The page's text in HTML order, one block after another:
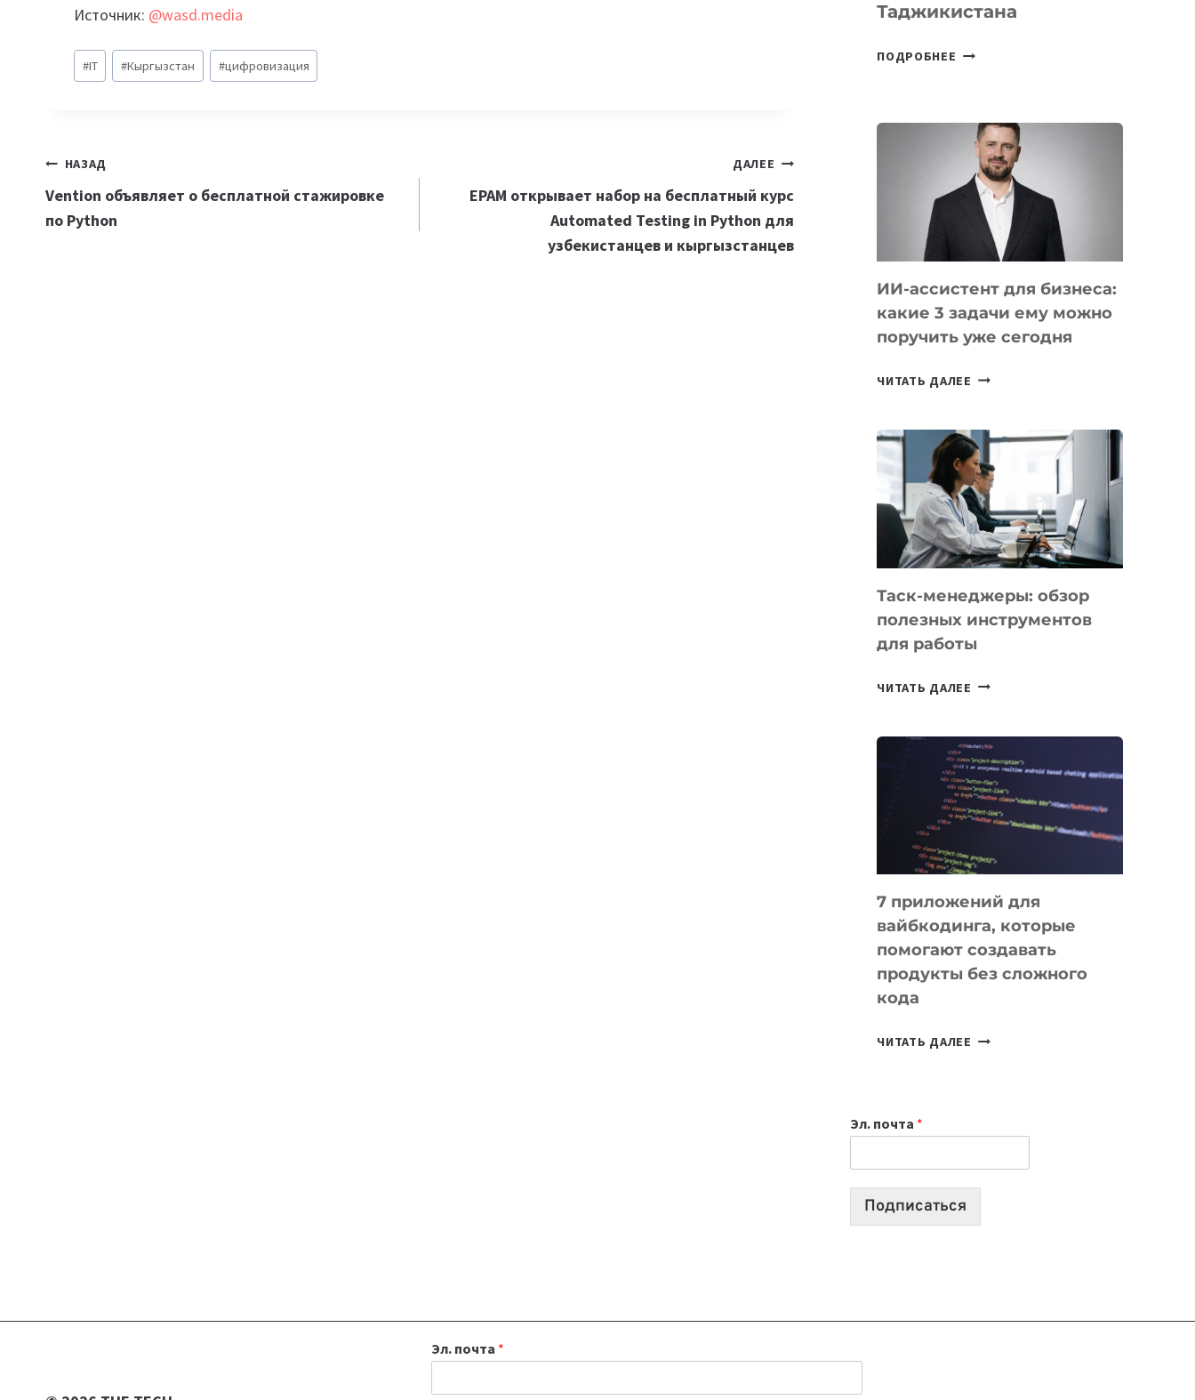
Источник: @wasd.media
Метки
записи:
#IT #Кыргызстан #цифровизация
Навигация
по
НАЗАД
Vention объявляет о бесплатной стажировке
по Python
ДАЛЕЕ
EPAM открывает набор на бесплатный курс
Automated Testing in Python для
узбекистанцев и кыргызстанцев
Таджикистана
ПОДРОБНЕЕ
КОТОРЫЕ
РАЗВИВАЮТ
ТЕХНОЛОГИЧЕСКОЕ
ОБРАЗОВАНИЕ
ТАДЖИКИСТАНА
ИИ-ассистент для бизнеса:
какие 3 задачи ему можно
поручить уже сегодня
ЧИТАТЬ ДАЛЕЕ ИИ-
БИЗНЕСА:
КАКИЕ
3
ЗАДАЧИ
ЕМУ
МОЖНО
УЖЕ
СЕГОДНЯ
Таск-менеджеры: обзор
полезных инструментов
для работы
ЧИТАТЬ ДАЛЕЕ ТАСК-
ПОЛЕЗНЫХ
ИНСТРУМЕНТОВ
ДЛЯ
РАБОТЫ
7 приложений для
вайбкодинга, которые
помогают создавать
продукты без сложного
кода
ЧИТАТЬ ДАЛЕЕ
СОЗДАВАТЬ
ПРОДУКТЫ
Эл. почта *
Подписаться
Эл. почта *